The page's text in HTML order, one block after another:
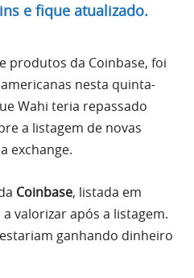
e fique atualizado.
produtos da Coinbase, foi
nesta quinta-
Wahi teria repassado
a listagem de novas
exchange.
Coinbase, listada em
valorizar após a listagem.
ganhando dinheiro